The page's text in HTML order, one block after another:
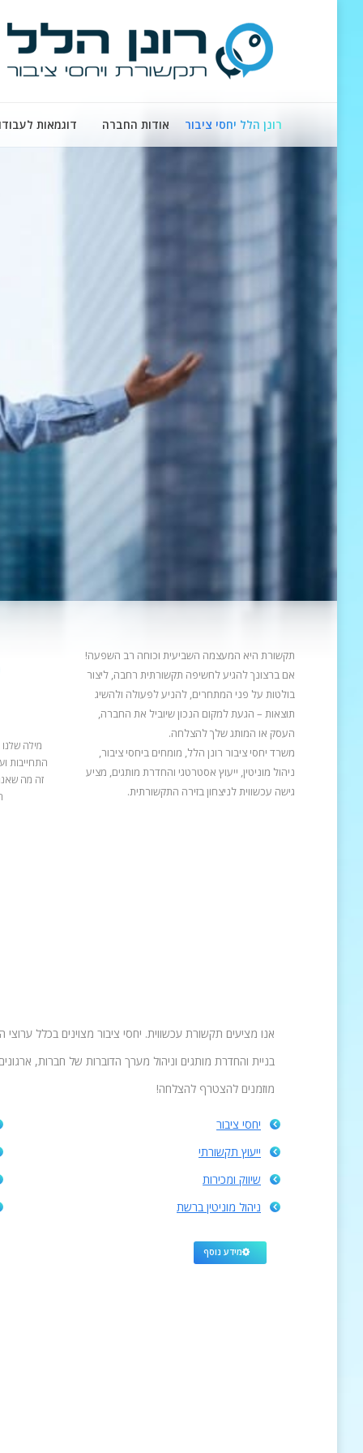
רונן הלל יחסי ציבור אודות החברה דוגמאות
מילה
התחייבות
זה מה
תקשורת היא המעצמה השביעית וכוחה רב השפעה!
אם ברצונך להגיע לחשיפה תקשורתית רחבה, ליצור
בולטות על פני המתחרים, להניעלפעולה ולהשיג
תוצאות – הגעת למקום הנכון שיוביל את החברה,
העסק או המותג שלך להצלחה.
משרד יחסי ציבור רונן הלל, מומחים ביחסי ציבור,
ניהול מוניטין, ייעוץ אסטרטגי והחדרת מותגים, מציע
גישה עכשווית לניצחון בזירה התקשורתית.
אנו מציעים תקשורת עכשווית. יחסי ציבור מצוינים בכלל
בניית והחדרת מותגים וניהול מערך הדוברות של חברות,
מוזמנים להצטרף להצלחה!
יחסי ציבור
ייעוץ תקשורתי
שיווק ומכירות
ניהול מוניטין ברשת
מידע נוסף